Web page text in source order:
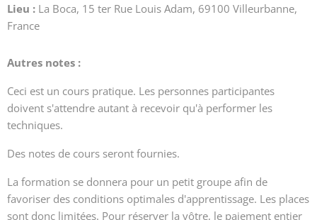
Lieu : La Boca, 15 ter Rue Louis Adam, 69100 Villeurbanne,
France
Autres notes :
Ceci est un cours pratique. Les personnes participantes
doivent s'attendre autant à recevoir qu'à performer les
techniques.
Des notes de cours seront fournies.
La formation se donnera pour un petit groupe afin de
favoriser des conditions optimales d'apprentissage. Les places
sont donc limitées. Pour réserver la vôtre, le paiement entier